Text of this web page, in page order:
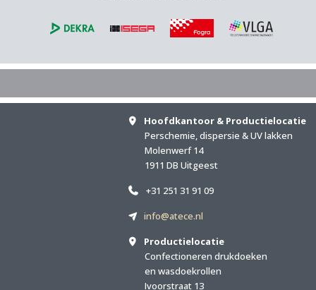
Hoofdkantoor & Productielocatie
Perschemie, dispersie & UV lakken
Molenwerf 14
1911 DB Uitgeest
+31 251 31 91 09
info@atece.nl
Productielocatie
Confectioneren drukdoeken
en wasdoekrollen
Ivoorstraat 13